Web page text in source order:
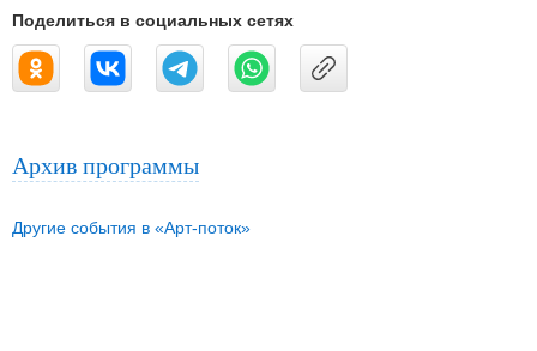
Поделиться в социальных сетях
Архив программы
Другие события в «Арт-поток»